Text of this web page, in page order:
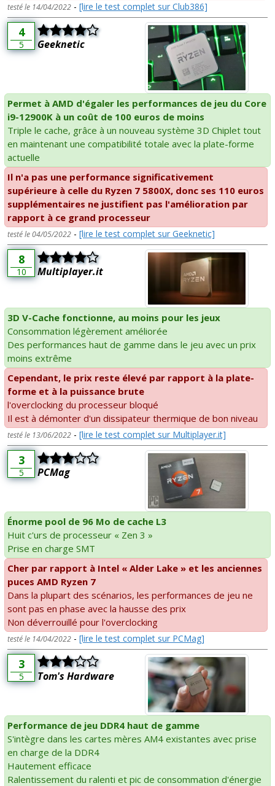
testé le 14/04/2022 - [lire le test complet sur Club386]
4
5 Geeknetic
Permet à AMD d'égaler les performances de jeu du Core
i9-12900K à un coût de 100 euros de moins
Triple le cache, grâce à un nouveau système 3D Chiplet tout
en maintenant une compatibilité totale avec la plate-forme
actuelle
Il n'a pas une performance significativement
supérieure à celle du Ryzen 7 5800X, donc ses 110 euros
supplémentaires ne justifient pas l'amélioration par
rapport à ce grand processeur
testé le 04/05/2022 - [lire le test complet sur Geeknetic]
8
10 Multiplayer.it
3D V-Cache fonctionne, au moins pour les jeux
Consommation légèrement améliorée
Des performances haut de gamme dans le jeu avec un prix
moins extrême
Cependant, le prix reste élevé par rapport à la plate-
forme et à la puissance brute
l'overclocking du processeur bloqué
Il est à démonter d'un dissipateur thermique de bon niveau
testé le 13/06/2022 - [lire le test complet sur Multiplayer.it]
3
5 PCMag
Énorme pool de 96 Mo de cache L3
Huit c'urs de processeur « Zen 3 »
Prise en charge SMT
Cher par rapport à Intel « Alder Lake » et les anciennes
puces AMD Ryzen 7
Dans la plupart des scénarios, les performances de jeu ne
sont pas en phase avec la hausse des prix
Non déverrouillé pour l'overclocking
testé le 14/04/2022 - [lire le test complet sur PCMag]
3
5 Tom's Hardware
Performance de jeu DDR4 haut de gamme
S'intègre dans les cartes mères AM4 existantes avec prise
en charge de la DDR4
Hautement efficace
Ralentissement du ralenti et pic de consommation d'énergie